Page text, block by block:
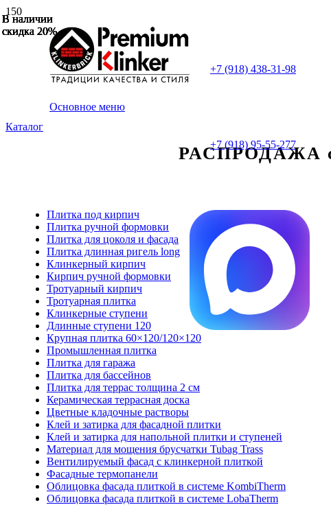
+7 (918) 438-31-98
+7 (918) 95-55-277
Основное меню
Каталог
РАСПРОДАЖА
Плитка под кирпич
Плитка ручной формовки
Плитка для цоколя и фасада
Плитка длинная ригель long
Клинкерный кирпич
Кирпич ручной формовки
Тротуарный кирпич
Тротуарная плитка
Клинкерные ступени
Длинные ступени 120
Крупная плитка 60×120/120×120
Промышленная плитка
Плитка для гаража
Плитка для бассейнов
Плитка для террас толщина 2 см
Керамическая террасная доска
Цветные кладочные растворы
Клей и затирка для фасадной плитки
Клей и затирка для напольной плитки и ступеней
Материал для мощения брусчатки Tubag Trass
Вентилируемый фасад с клинкерной плиткой
Фасадные термопанели
Облицовка фасада плиткой в системе KombiTherm
Облицовка фасада плиткой в системе LobaTherm
В наличии
скидка 20%
В наличии
скидка 20%
В наличии
скидка 20%
В наличии
скидка 20%
В наличии
скидка 20%
В наличии
скидка 20%
В наличии
скидка 20%